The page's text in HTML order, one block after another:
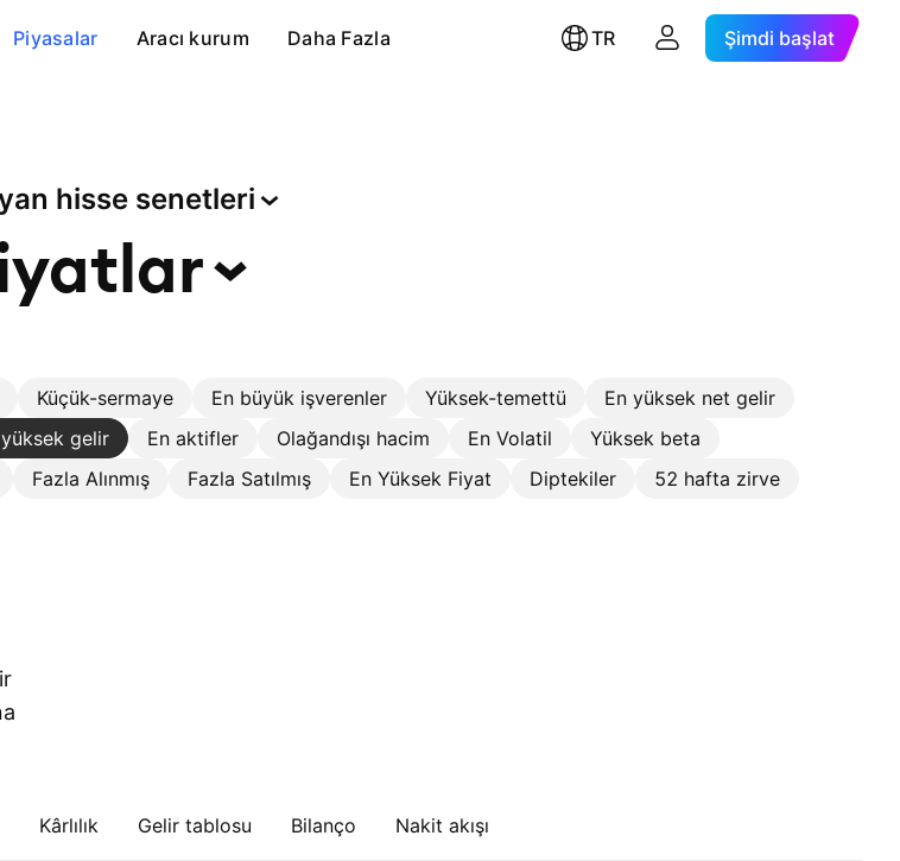
Piyasalar Aracı kurum Daha Fazla TR Şimdi başlat
hisse senetleri
Küçük-sermaye En büyük işverenler Yüksek-temettü
En yüksek net gelir
yüksek gelir En aktifler Olağandışı hacim En Volatil
Yüksek beta
Fazla Alınmış Fazla Satılmış En Yüksek Fiyat Diptekiler
52 hafta zirve
Kârlılık Gelir tablosu Bilanço Nakit akışı